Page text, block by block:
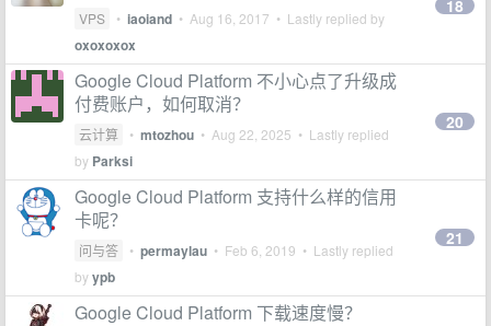
VPS • iaoiand • Aug 16, 2017 • Lastly replied by
oxoxoxox
18
Google Cloud Platform 不小心点了升级成
付费账户，如何取消？
云计算 • mtozhou • Aug 22, 2025 • Lastly replied
by Parksi
20
Google Cloud Platform 支持什么样的信用
卡呢？
问与答 • permaylau • Feb 6, 2019 • Lastly replied
byypb
21
Google Cloud Platform 下载速度慢？